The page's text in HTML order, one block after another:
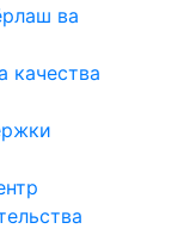
ва
качества